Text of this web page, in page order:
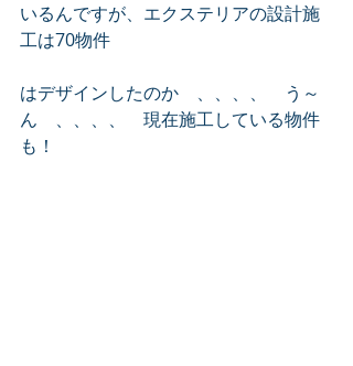
いるんですが、エクステリアの設計施
工は70物件
はデザインしたのか　、、、、　う～
ん　、、、、　現在施工している物件
も！